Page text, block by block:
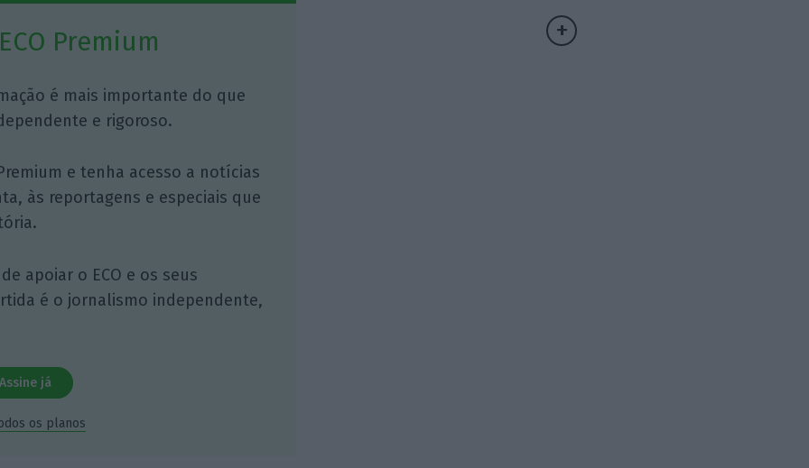
Premium
é mais importante do que
e rigoroso.
e tenha acesso a notícias
às reportagens e especiais que
apoiar o ECO e os seus
é o jornalismo independente,
Assine já
os planos